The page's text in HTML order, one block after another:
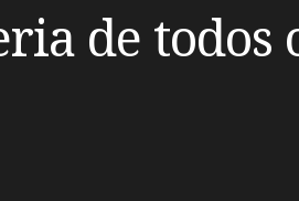
de todos